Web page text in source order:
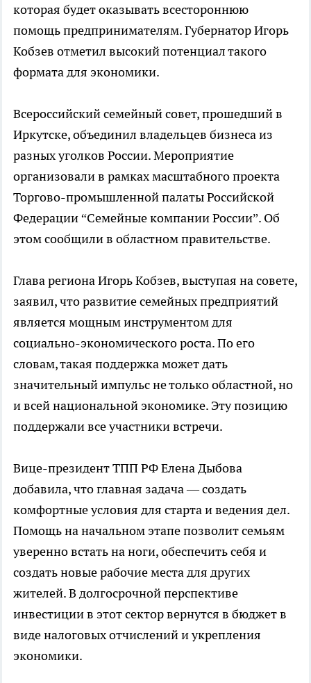
которая будет оказывать всестороннюю
помощь предпринимателям. Губернатор Игорь
Кобзев отметил высокий потенциал такого
формата для экономики.
Всероссийский семейный совет, прошедший в
Иркутске, объединил владельцев бизнеса из
разных уголков России. Мероприятие
организовали в рамках масштабного проекта
Торгово-промышленной палаты Российской
Федерации “Семейные компании России”. Об
этом сообщили в областном правительстве.
Глава региона Игорь Кобзев, выступая на совете,
заявил, что развитие семейных предприятий
является мощным инструментом для
социально-экономического роста. По его
словам, такая поддержка может дать
значительный импульс не только областной, но
и всей национальной экономике. Эту позицию
поддержали все участники встречи.
Вице-президент ТПП РФ Елена Дыбова
добавила, что главная задача — создать
комфортные условия для старта и ведения дел.
Помощь на начальном этапе позволит семьям
уверенно встать на ноги, обеспечить себя и
создать новые рабочие места для других
жителей. В долгосрочной перспективе
инвестиции в этот сектор вернутся в бюджет в
виде налоговых отчислений и укрепления
экономики.